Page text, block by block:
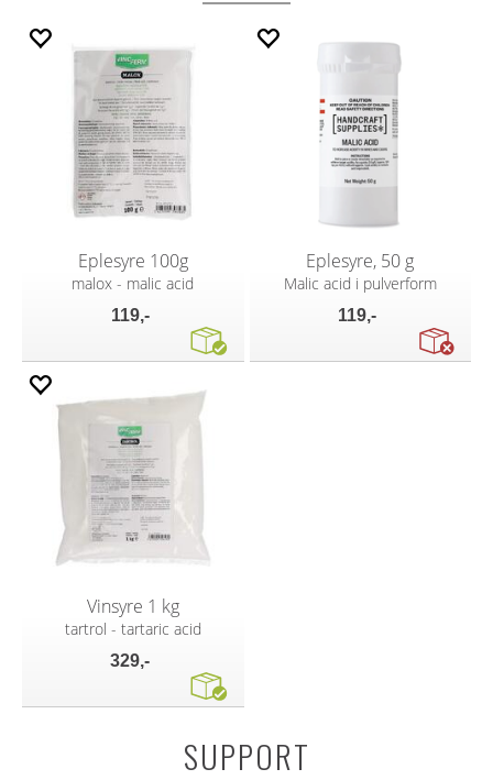
Eplesyre 100g
malox - malic acid
119,-
Eplesyre, 50 g
Malic acid i pulverform
119,-
Vinsyre 1 kg
tartrol - tartaric acid
329,-
SUPPORT